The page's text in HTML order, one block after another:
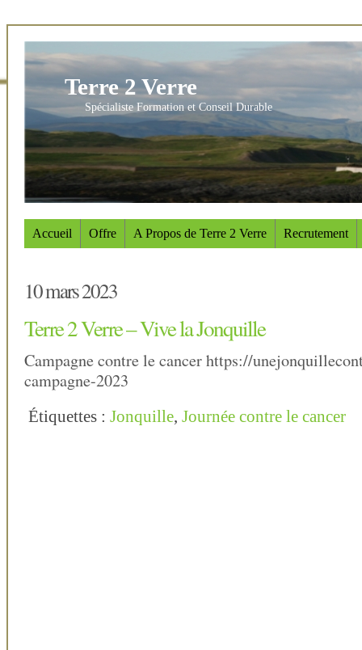
Terre 2 Verre
Spécialiste Formation et Conseil Durable
Accueil Offre A Propos de Terre 2 Verre Recrutement
10 mars 2023
Terre 2 Verre – Vive la Jonquille
Campagne contre le cancer https://
campagne-2023
Étiquettes : Jonquille, Journée contre le cancer